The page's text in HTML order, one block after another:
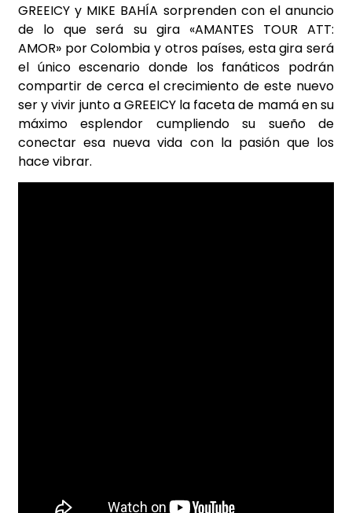
GREEICY y MIKE BAHÍA sorprenden con el anuncio
de lo que será su gira «AMANTES TOUR ATT:
AMOR» por Colombia y otros países, esta gira será
el único escenario donde los fanáticos podrán
compartir de cerca el crecimiento de este nuevo
ser y vivir junto a GREEICY la faceta de mamá en su
máximo esplendor cumpliendo su sueño de
conectar esa nueva vida con la pasión que los
hace vibrar.